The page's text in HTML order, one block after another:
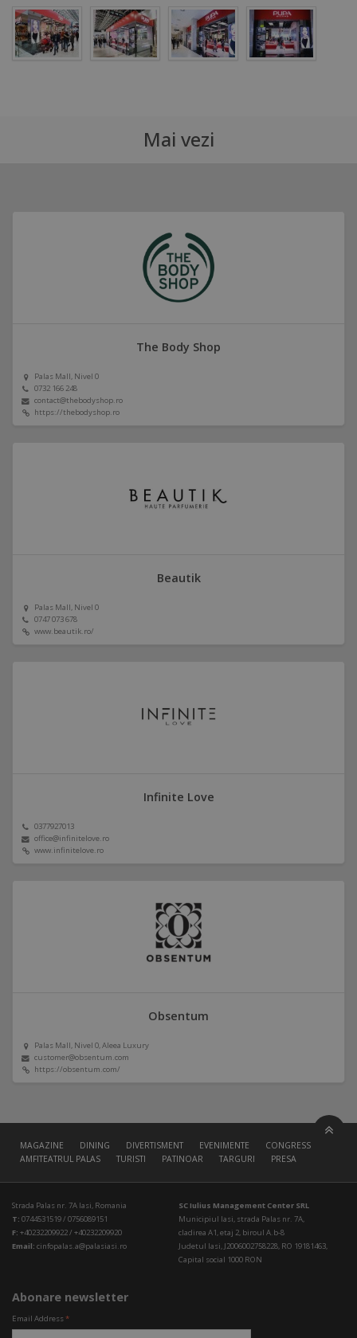
Mai vezi
The Body Shop
Palas Mall, Nivel 0
0732 166 248
contact@thebodyshop.ro
https://thebodyshop.ro
Beautik
Palas Mall, Nivel 0
0747 073 678
www.beautik.ro/
Infinite Love
0377927013
office@infinitelove.ro
www.infinitelove.ro
Obsentum
Palas Mall, Nivel 0, Aleea Luxury
customer@obsentum.com
https://obsentum.com/
MAGAZINE DINING DIVERTISMENT EVENIMENTE
CONGRESS HALL
AMFITEATRUL PALAS
TURISTI PATINOAR TARGURI PRESA
Strada Palas nr. 7A Iasi, Romania
T: 0744531519 / 0756089151
F: +40232209922 / +40232209920
Email: cinfopalas.a@palasiasi.ro
SC Iulius Management Center SRL
Municipiul Iasi, strada Palas nr. 7A,
cladirea A1, etaj 2, biroul A.b-8
Judetul Iasi, J2006002758228, RO 19181463,
Capital social 1000 RON
Abonare newsletter
Email Address*